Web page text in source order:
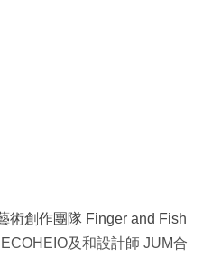
術創作團隊 Finger and Fish
及和設計師 JUM合